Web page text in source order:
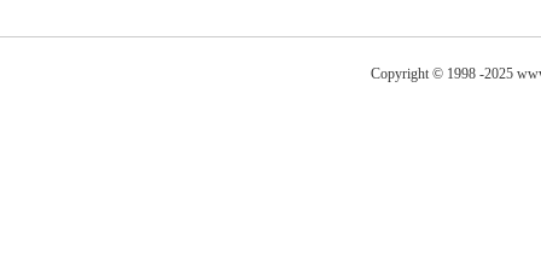
Copyright © 1998 -2025